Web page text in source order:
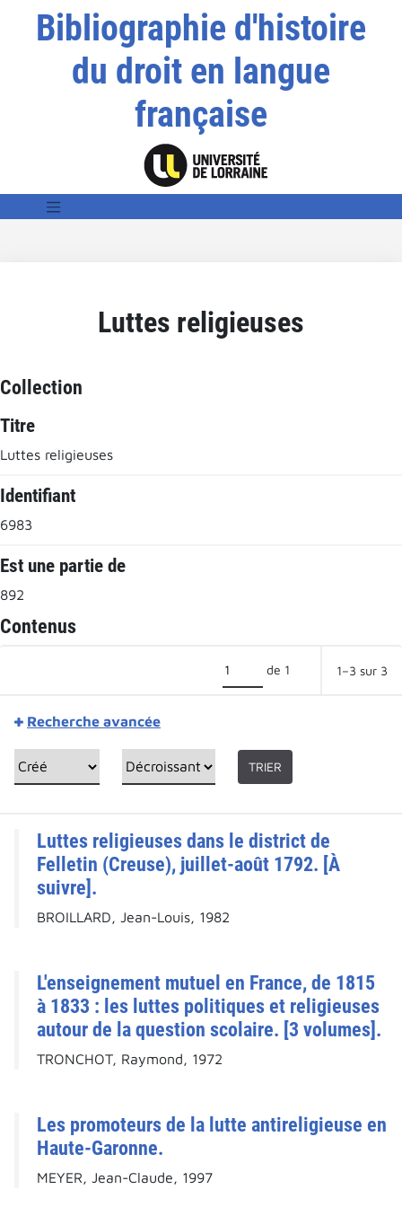
Bibliographie d'histoire
du droit en langue
française
Luttes religieuses
Collection
Titre
Luttes religieuses
Identifiant
6983
Est une partie de
892
Contenus
de 1 1–3 sur 3
Recherche avancée
TRIER
Luttes religieuses dans le district de
Felletin (Creuse), juillet-août 1792. [À
suivre].
BROILLARD, Jean-Louis, 1982
L'enseignement mutuel en France, de 1815
à 1833 : les luttes politiques et religieuses
autour de la question scolaire. [3 volumes].
TRONCHOT, Raymond, 1972
Les promoteurs de la lutte antireligieuse en
Haute-Garonne.
MEYER, Jean-Claude, 1997